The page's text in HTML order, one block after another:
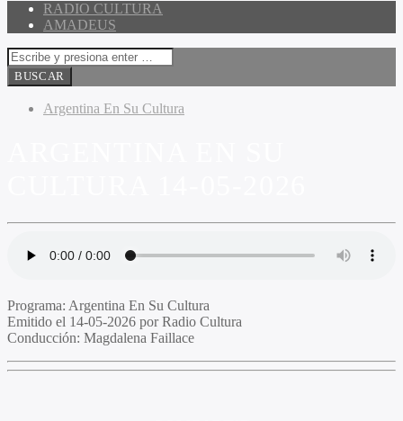
RADIO CULTURA
AMADEUS
Argentina En Su Cultura
Programa: Argentina En Su Cultura
Emitido el 14-05-2026 por Radio Cultura
Conducción: Magdalena Faillace